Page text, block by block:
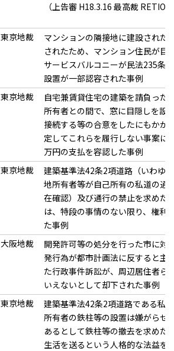
（上告審 H18.3.16 最高裁
東京地裁
マンションの隣接地に建設された
されたため、マンション住民が目
サービスバルコニーが民法235条
設置が一部認容された事例
東京地裁
自宅兼賃貸住宅の建築を請負った
所有者との間で、窓に目隠しを設
接続する等の合意をしたにもかか
定してこれらを履行しない事案に
万円の支払を容認した事例
東京地裁
建築基準法42条2項道路（いわゆ
地所有者等が自己所有の私道の通
在確認）及び通行の禁止を求めた
は、特段の事情のない限り、権利
た事例
大阪地裁
開発許可等の処分を行った市に対
発行為が都市計画法に反すると主
た行政事件訴訟が、周辺居住者ら
いえないとして却下された事例
東京地裁
建築基準法42条2項道路である私
所有者の鉄柱等の設置は嫌がらせ
あるとして鉄柱等の撤去を求めた
生活を送るという人格的な法益を